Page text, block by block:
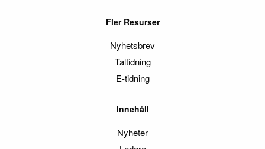
Fler Resurser
Nyhetsbrev
Taltidning
E-tidning
Innehåll
Nyheter